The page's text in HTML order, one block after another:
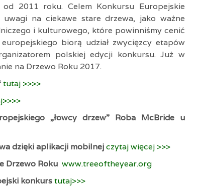
2011 roku. Celem Konkursu Europejskie
na ciekawe stare drzewa, jako ważne
i kulturowego, które powinniśmy cenić
biorą udział zwycięzcy etapów
polskiej edycji konkursu. Już w
na Drzewo Roku 2017.
tutaj >>>>
„łowcy drzew” Roba McBride u
dzięki aplikacji mobilnejczytaj więcej >>>
Drzewo Roku www.treeoftheyear.org
konkurstutaj>>>